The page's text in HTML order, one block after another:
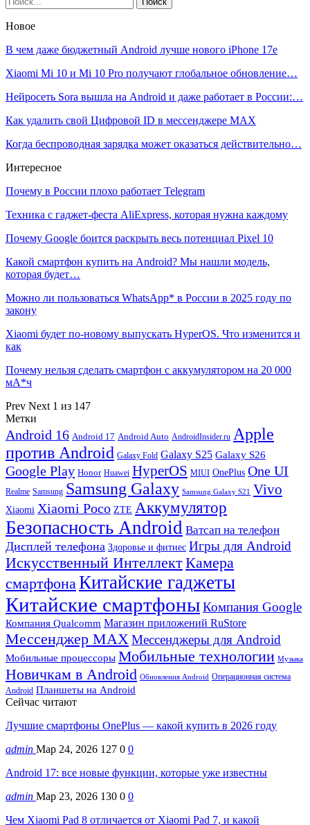
Новое
В чем даже бюджетный Android лучше нового iPhone 17e
Xiaomi Mi 10 и Mi 10 Pro получают глобальное обновление…
Нейросеть Sora вышла на Android и даже работает в России:…
Как удалить свой Цифровой ID в мессенджере MAX
Когда беспроводная зарядка может оказаться действительно…
Интересное
Почему в России плохо работает Telegram
Техника с гаджет-феста AliExpress, которая нужна каждому
Почему Google боится раскрыть весь потенциал Pixel 10
Какой смартфон купить на Android? Мы нашли модель,
которая будет…
Можно ли пользоваться WhatsApp* в России в 2025 году по
закону
Xiaomi будет по-новому выпускать HyperOS. Что изменится и
как
Почему нельзя сделать смартфон с аккумулятором на 20 000
мА*ч
Prev Next 1 из 147
Метки
Android 16 Android 17 Android Auto AndroidInsider.ru Apple
против Android Galaxy Fold Galaxy S25 Galaxy S26
Google Play Honor Huawei HyperOS MIUI OnePlus One UI
Realme Samsung Samsung Galaxy Samsung Galaxy S21 Vivo
Xiaomi Xiaomi Poco ZTE Аккумулятор
Безопасность Android Ватсап на телефон
Дисплей телефона Здоровье и фитнес Игры для Android
Искусственный ИнтеллектКамера
смартфона Китайские гаджеты
Китайские смартфоныКомпания Google
Компания Qualcomm Магазин приложений RuStore
Мессенджер MAX Мессенджеры для Android
Мобильные процессоры Мобильные технологии Музыка
Новичкам в Android Обновления Android Операционная система
Android Планшеты на Android
Сейчас читают
Лучшие смартфоны OnePlus — какой купить в 2026 году
admin Мар 24, 2026 127 0 0
Android 17: все новые функции, которые уже известны
admin Мар 23, 2026 130 0 0
Чем Xiaomi Pad 8 отличается от Xiaomi Pad 7, и какой